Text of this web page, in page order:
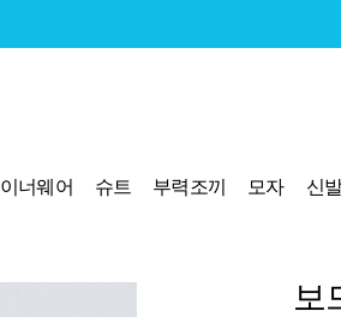
이너웨어 슈트 부력조끼 모자 신발
보